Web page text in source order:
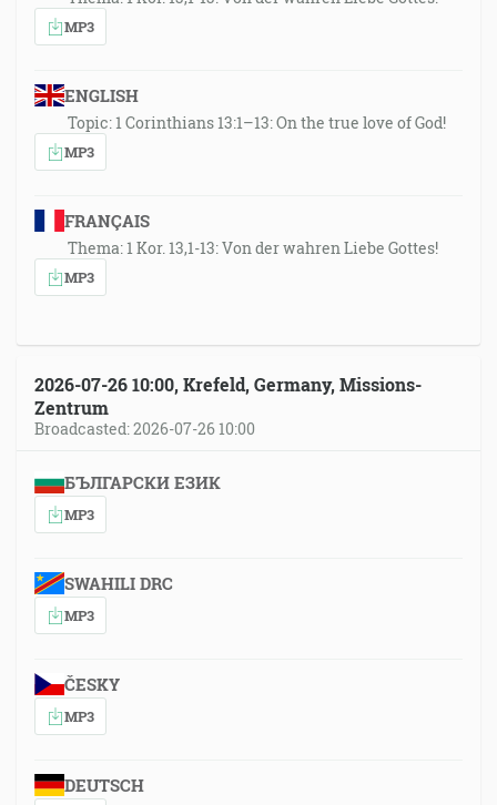
MP3
ENGLISH
Topic: 1 Corinthians 13:1–13: On the true love of God!
MP3
FRANÇAIS
Thema: 1 Kor. 13,1-13: Von der wahren Liebe Gottes!
MP3
2026-07-26 10:00, Krefeld, Germany, Missions-
Zentrum
Broadcasted: 2026-07-26 10:00
БЪЛГАРСКИ ЕЗИК
MP3
SWAHILI DRC
MP3
ČESKY
MP3
DEUTSCH